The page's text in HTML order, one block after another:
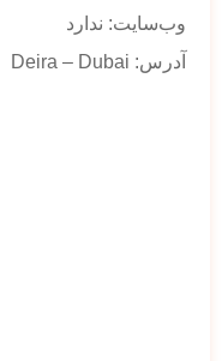
وب‌سایت: ندارد
آدرس: Deira – Dubai